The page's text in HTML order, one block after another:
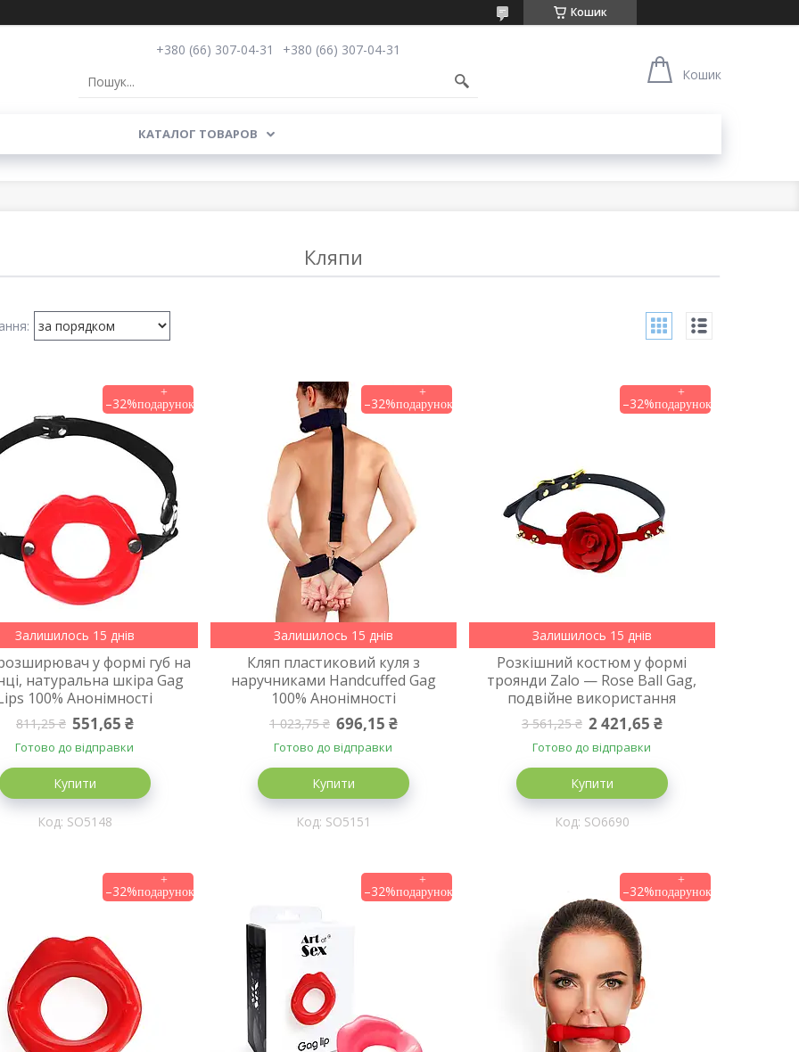
Кошик
+380 (66) 307-04-31
+380 (66) 307-04-31
Кошик
КАТАЛОГ ТОВАРОВ
Кляпи
–32%
Залишилось 15 днів
у формі губ на
натуральна шкіра Gag
100% Анонімності
811,25 ₴ 551,65 ₴
Готово до відправки
Купити
SO5148
–32%
Залишилось 15 днів
Кляп пластиковий куля з
наручниками Handcuffed Gag
100% Анонімності
1 023,75 ₴ 696,15 ₴
Готово до відправки
Купити
SO5151
–32%
Залишилось 15 днів
Розкішний костюм у формі
троянди Zalo — Rose Ball Gag,
подвійне використання
3 561,25 ₴ 2 421,65 ₴
Готово до відправки
Купити
SO6690
–32% –32% –32%